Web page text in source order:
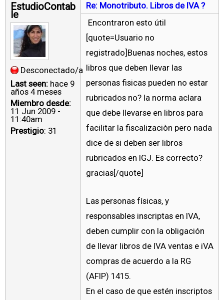
EstudioContab
le
Desconectado/a
Last seen: hace 9
años 4 meses
Miembro desde:
11 Jun 2009 -
11:40am
Prestigio: 31
Re: Monotributo. Libros de IVA ?
Encontraron esto útil
[quote=Usuario no
registrado]Buenas noches, estos
libros que deben llevar las
personas fisicas pueden no estar
rubricados no? la norma aclara
que debe llevarse en libros para
facilitar la fiscalizaciòn pero nada
dice de si deben ser libros
rubricados en IGJ. Es correcto?
gracias[/quote]
Las personas físicas, y
responsables inscriptas en IVA,
deben cumplir con la obligación
de llevar libros de IVA ventas e iVA
compras de acuerdo a la RG
(AFIP) 1415.
En el caso de que estén inscriptos